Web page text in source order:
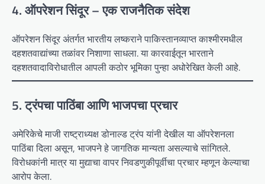
4. ऑपरेशन सिंदूर – एक राजनैतिक संदेश
ऑपरेशन सिंदूर अंतर्गत भारतीय लष्कराने पाकिस्तानव्याप्त काश्मीरमधील
दहशतवाद्यांच्या तळांवर निशाणा साधला. या कारवाईतून भारताने
दहशतवादाविरोधातील आपली कठोर भूमिका पुन्हा अधोरेखित केली आहे.
5. ट्रंपचा पाठिंबा आणि भाजपचा प्रचार
अमेरिकेचे माजी राष्ट्राध्यक्ष डोनाल्ड ट्रंप यांनी देखील या ऑपरेशनला
पाठिंबा दिला असून, भाजपने हे जागतिक मान्यता असल्याचे सांगितले.
विरोधकांनी मात्र या मुद्याचा वापर निवडणुकीपूर्वीचा प्रचार म्हणून केल्याचा
आरोप केला.